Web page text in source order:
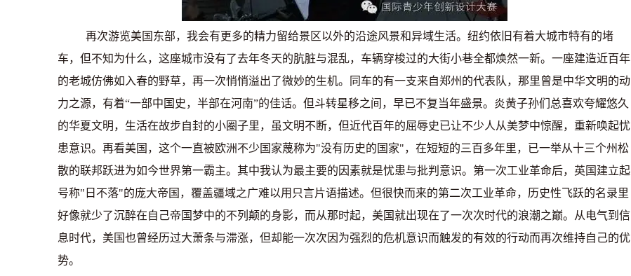
再次游览美国东部，我会有更多的精力留给景区以外的沿途风景和异域生活。纽约依旧有着大城市特有的堵
车，但不知为什么，这座城市没有了去年冬天的肮脏与混乱，车辆穿梭过的大街小巷全都焕然一新。一座建造近百年
的老城仿佛如入春的野草，再一次悄悄溢出了微妙的生机。同车的有一支来自郑州的代表队，那里曾是中华文明的动
力之源，有着“一部中国史，半部在河南”的佳话。但斗转星移之间，早已不复当年盛景。炎黄子孙们总喜欢夸耀悠久
的华夏文明，生活在故步自封的小圈子里，虽文明不断，但近代百年的屈辱史已让不少人从美梦中惊醒，重新唤起忧
患意识。再看美国，这个一直被欧洲不少国家蔑称为"没有历史的国家"，在短短的三百多年里，已一举从十三个州松
散的联邦跃进为如今世界第一霸主。其中我认为最主要的因素就是忧患与批判意识。第一次工业革命后，英国建立起
号称" 日不落"的庞大帝国，覆盖疆域之广难以用只言片语描述。但很快而来的第二次工业革命，历史性飞跃的名录里
好像就少了沉醉在自己帝国梦中的不列颠的身影，而从那时起，美国就出现在了一次次时代的浪潮之巅。从电气到信
息时代，美国也曾经历过大萧条与滞涨，但却能一次次因为强烈的危机意识而触发的有效的行动而再次维持自己的优
势。